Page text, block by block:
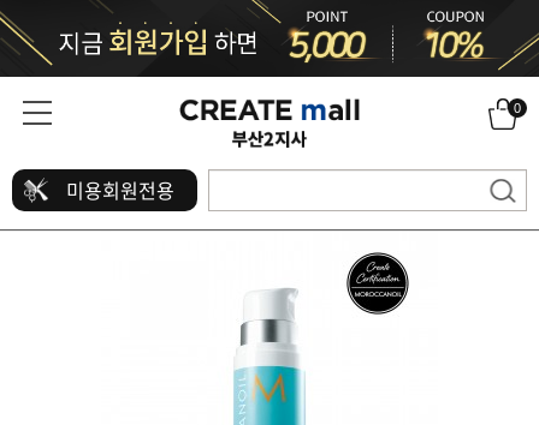
0
미용회원전용